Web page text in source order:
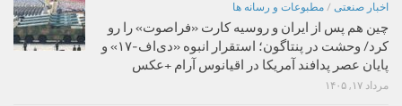
اخبار صنعتی / مطبوعات و رسانه ها
چین هم پس از ایران و روسیه کارت «فراصوت» را رو
کرد/ وحشت در پنتاگون؛ استقرار انبوه «دی‌اف‑۱۷» و
پایان عصر پدافند آمریکا در اقیانوس آرام +عکس
مرداد ۱۷, ۱۴۰۵